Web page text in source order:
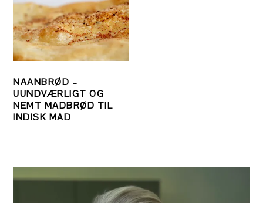
NAANBRØD –
UUNDVÆRLIGT OG
NEMT MADBRØD TIL
INDISK MAD
PRIMÆR